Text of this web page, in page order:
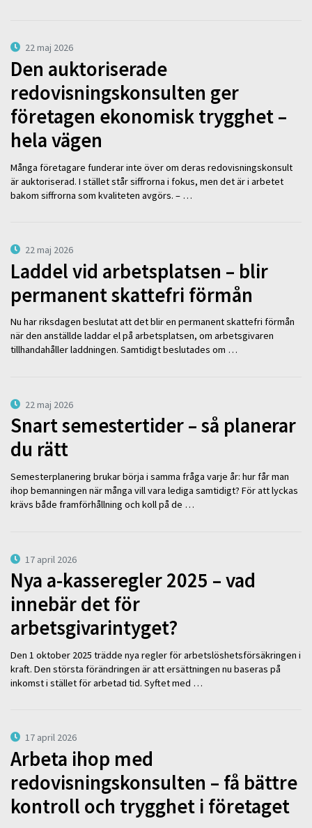
22 maj 2026
Den auktoriserade
redovisningskonsulten ger
företagen ekonomisk trygghet –
hela vägen
Många företagare funderar inte över om deras redovisningskonsult
är auktoriserad. I stället står siffrorna i fokus, men det är i arbetet
bakom siffrorna som kvaliteten avgörs. – …
22 maj 2026
Laddel vid arbetsplatsen – blir
permanent skattefri förmån
Nu har riksdagen beslutat att det blir en permanent skattefri förmån
när den anställde laddar el på arbetsplatsen, om arbetsgivaren
tillhandahåller laddningen. Samtidigt beslutades om …
22 maj 2026
Snart semestertider – så planerar
du rätt
Semesterplanering brukar börja i samma fråga varje år: hur får man
ihop bemanningen när många vill vara lediga samtidigt? För att lyckas
krävs både framförhållning och koll på de …
17 april 2026
Nya a-kasseregler 2025 – vad
innebär det för
arbetsgivarintyget?
Den 1 oktober 2025 trädde nya regler för arbetslöshetsförsäkringen i
kraft. Den största förändringen är att ersättningen nu baseras på
inkomst i stället för arbetad tid. Syftet med …
17 april 2026
Arbeta ihop med
redovisningskonsulten – få bättre
kontroll och trygghet i företaget